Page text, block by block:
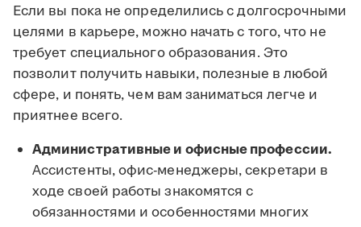
Если вы пока не определились с долгосрочными
целями в карьере, можно начать с того, что не
требует специального образования. Это
позволит получить навыки, полезные в любой
сфере, и понять, чем вам заниматься легче и
приятнее всего.
Административные и офисные профессии.
Ассистенты, офис-менеджеры, секретари в
ходе своей работы знакомятся с
обязанностями и особенностями многих